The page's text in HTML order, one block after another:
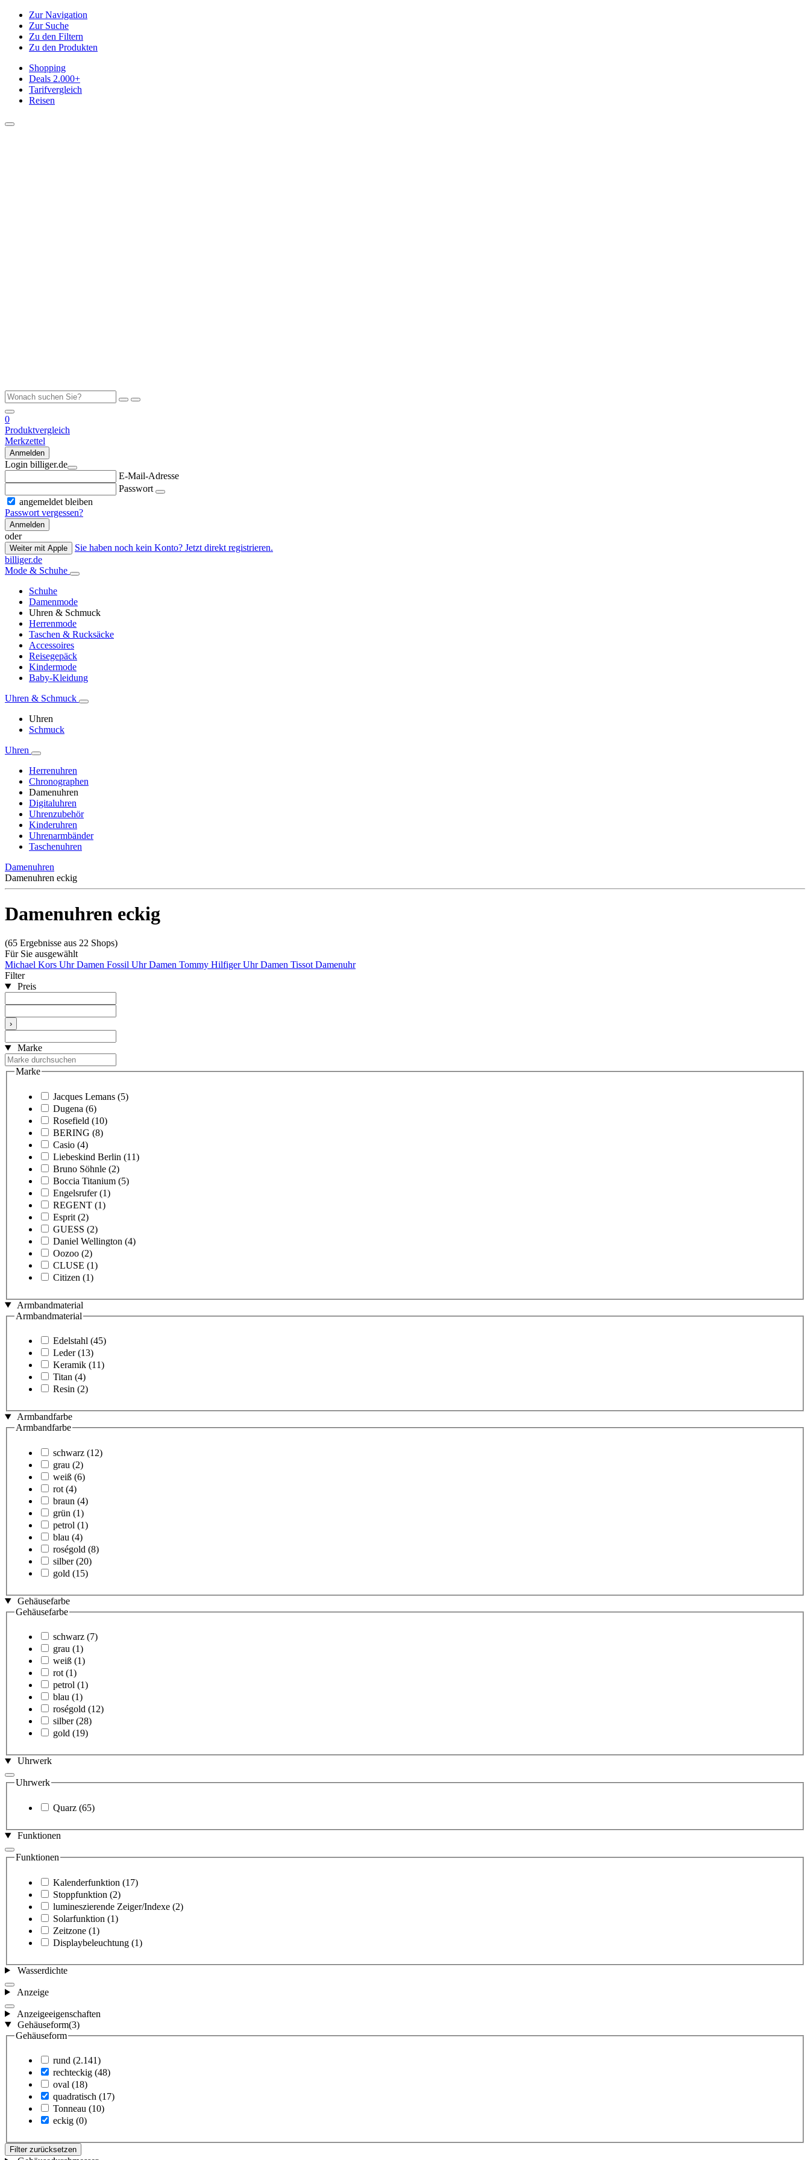
Zur Navigation
Zur Suche
Zu den Filtern
Zu den Produkten
Shopping
Deals 2.000+
Tarifvergleich
Reisen
0
Produktvergleich
Merkzettel
Anmelden
Login billiger.de
E-Mail-Adresse
Passwort
angemeldet bleiben
Passwort vergessen?
Anmelden
oder
Weiter mit Apple
Sie haben noch kein Konto? Jetzt direkt registrieren.
billiger.de
Mode & Schuhe
Schuhe
Damenmode
Uhren & Schmuck
Herrenmode
Taschen & Rucksäcke
Accessoires
Reisegepäck
Kindermode
Baby-Kleidung
Uhren & Schmuck
Uhren
Schmuck
Uhren
Herrenuhren
Chronographen
Damenuhren
Digitaluhren
Uhrenzubehör
Kinderuhren
Uhrenarmbänder
Taschenuhren
Damenuhren
Damenuhren eckig
Damenuhren eckig
(65 Ergebnisse aus 22 Shops)
Für Sie ausgewählt
Michael Kors Uhr Damen Fossil Uhr Damen Tommy Hilfiger Uhr Damen Tissot Damenuhr
Filter
Preis
›
Marke
Marke
Jacques Lemans (5)
Dugena (6)
Rosefield (10)
BERING (8)
Casio (4)
Liebeskind Berlin (11)
Bruno Söhnle (2)
Boccia Titanium (5)
Engelsrufer (1)
REGENT (1)
Esprit (2)
GUESS (2)
Daniel Wellington (4)
Oozoo (2)
CLUSE (1)
Citizen (1)
Armbandmaterial
Armbandmaterial
Edelstahl (45)
Leder (13)
Keramik (11)
Titan (4)
Resin (2)
Armbandfarbe
Armbandfarbe
schwarz (12)
grau (2)
weiß (6)
rot (4)
braun (4)
grün (1)
petrol (1)
blau (4)
roségold (8)
silber (20)
gold (15)
Gehäusefarbe
Gehäusefarbe
schwarz (7)
grau (1)
weiß (1)
rot (1)
petrol (1)
blau (1)
roségold (12)
silber (28)
gold (19)
Uhrwerk
Uhrwerk
Quarz (65)
Funktionen
Funktionen
Kalenderfunktion (17)
Stoppfunktion (2)
lumineszierende Zeiger/Indexe (2)
Solarfunktion (1)
Zeitzone (1)
Displaybeleuchtung (1)
Wasserdichte
Anzeige
Anzeigeeigenschaften
Gehäuseform(3)
Gehäuseform
rund (2.141)
rechteckig (48)
oval (18)
quadratisch (17)
Tonneau (10)
eckig (0)
Filter zurücksetzen